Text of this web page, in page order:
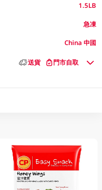
1.5LB
急凍
China 中國
送貨 門市自取